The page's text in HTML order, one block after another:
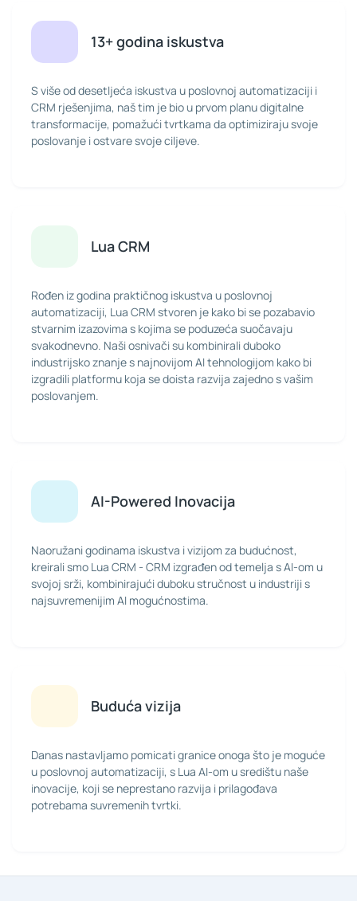
13+ godina iskustva
S više od desetljeća iskustva u poslovnoj automatizaciji i
CRM rješenjima, naš tim je bio u prvom planu digitalne
transformacije, pomažući tvrtkama da optimiziraju svoje
poslovanje i ostvare svoje ciljeve.
Lua CRM
Rođen iz godina praktičnog iskustva u poslovnoj
automatizaciji, Lua CRM stvoren je kako bi se pozabavio
stvarnim izazovima s kojima se poduzeća suočavaju
svakodnevno. Naši osnivači su kombinirali duboko
industrijsko znanje s najnovijom AI tehnologijom kako bi
izgradili platformu koja se doista razvija zajedno s vašim
poslovanjem.
AI-Powered Inovacija
Naoružani godinama iskustva i vizijom za budućnost,
kreirali smo Lua CRM - CRM izgrađen od temelja s AI-om u
svojoj srži, kombinirajući duboku stručnost u industriji s
najsuvremenijim AI mogućnostima.
Buduća vizija
Danas nastavljamo pomicati granice onoga što je moguće
u poslovnoj automatizaciji, s Lua AI-om u središtu naše
inovacije, koji se neprestano razvija i prilagođava
potrebama suvremenih tvrtki.